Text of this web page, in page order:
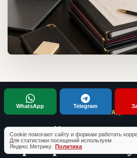
ТИПОВЫЕ СИТУАЦИИ
Кейсы по
проверкам и
Cookie помогают сайту и формам работать
Для статистики посещений используем
Яндекс.Метрику. Политика
WhatsApp Telegram